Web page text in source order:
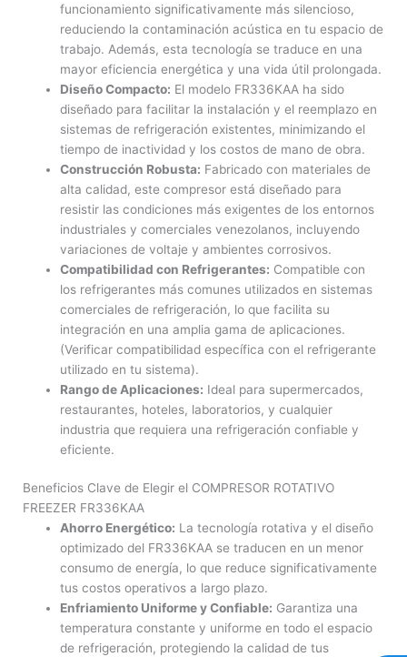
funcionamiento significativamente más silencioso,
reduciendo la contaminación acústica en tu espacio de
trabajo. Además, esta tecnología se traduce en una
mayor eficiencia energética y una vida útil prolongada.
Diseño Compacto: El modelo FR336KAA ha sido
diseñado para facilitar la instalación y el reemplazo en
sistemas de refrigeración existentes, minimizando el
tiempo de inactividad y los costos de mano de obra.
Construcción Robusta: Fabricado con materiales de
alta calidad, este compresor está diseñado para
resistir las condiciones más exigentes de los entornos
industriales y comerciales venezolanos, incluyendo
variaciones de voltaje y ambientes corrosivos.
Compatibilidad con Refrigerantes: Compatible con
los refrigerantes más comunes utilizados en sistemas
comerciales de refrigeración, lo que facilita su
integración en una amplia gama de aplicaciones.
(Verificar compatibilidad específica con el refrigerante
utilizado en tu sistema).
Rango de Aplicaciones: Ideal para supermercados,
restaurantes, hoteles, laboratorios, y cualquier
industria que requiera una refrigeración confiable y
eficiente.
Beneficios Clave de Elegir el COMPRESOR ROTATIVO
FREEZER FR336KAA
Ahorro Energético: La tecnología rotativa y el diseño
optimizado del FR336KAA se traducen en un menor
consumo de energía, lo que reduce significativamente
tus costos operativos a largo plazo.
Enfriamiento Uniforme y Confiable: Garantiza una
temperatura constante y uniforme en todo el espacio
de refrigeración, protegiendo la calidad de tus